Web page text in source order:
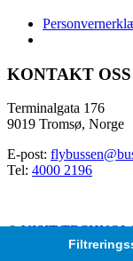
KONTAKT OSS
Terminalgata 176
9019 Tromsø, Norge
E-post:
Tel: 4000 2196
©VISIT
CITYBREAK™